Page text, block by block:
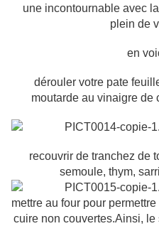
une incontournable avec
plein de
en
dérouler votre pate
moutarde au vinaigre de
recouvrir de tranchez de
semoule, thym,
mettre au four pour
cuire non couvertes.Ainsi,